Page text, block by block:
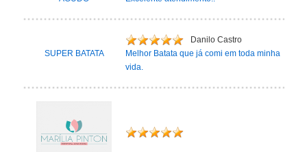
SUPER BATATA
Danilo Castro
Melhor Batata que já comi em toda minha
vida.